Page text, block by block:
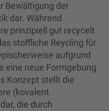
Bewältigung der
dar. Während
prinzipiell gut recycelt
stoffliche Reycling für
aufgrund
eine neue Formgebung
Konzept stellt die
(kovalent
die durch